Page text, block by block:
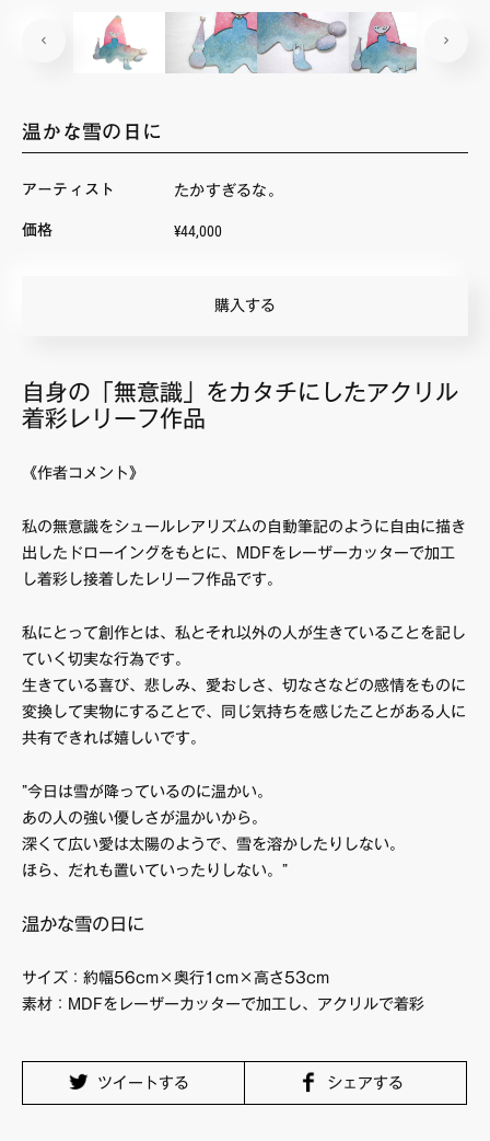
温かな雪の日に
アーティスト たかすぎるな。
価格 ¥44,000
購入する
自身の「無意識」をカタチにしたアクリル
着彩レリーフ作品
《作者コメント》
私の無意識をシュールレアリズムの自動筆記のように自由に描き
出したドローイングをもとに、MDFをレーザーカッターで加工
し着彩し接着したレリーフ作品です。
私にとって創作とは、私とそれ以外の人が生きていることを記し
ていく切実な行為です。
生きている喜び、悲しみ、愛おしさ、切なさなどの感情をものに
変換して実物にすることで、同じ気持ちを感じたことがある人に
共有できれば嬉しいです。
”今日は雪が降っているのに温かい。
あの人の強い優しさが温かいから。
深くて広い愛は太陽のようで、雪を溶かしたりしない。
ほら、だれも置いていったりしない。”
温かな雪の日に
サイズ：約幅56cm×奥行1cm×高さ53cm
素材：MDFをレーザーカッターで加工し、アクリルで着彩
ツイートする シェアする